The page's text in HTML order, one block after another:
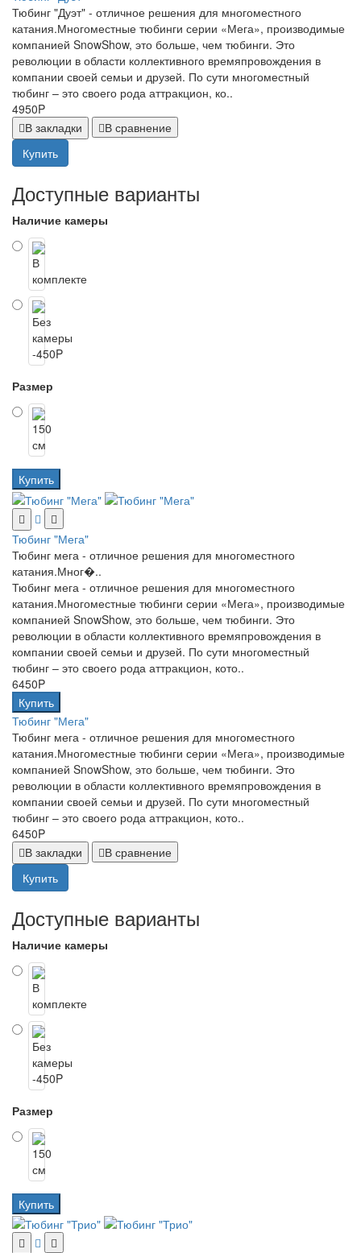
Тюбинг "Дуэт" - отличное решения для многоместного
катания.Многоместные тюбинги серии «Мега», производимые
компанией SnowShow, это больше, чем тюбинги. Это
революции в области коллективного времяпровождения в
компании своей семьи и друзей. По сути многоместный
тюбинг – это своего рода аттракцион, ко..
4950P
В закладки
В сравнение
Купить
Доступные варианты
Наличие камеры
Размер
Купить
Тюбинг "Мега"
Тюбинг мега - отличное решения для многоместного
катания.Мног�..
Тюбинг мега - отличное решения для многоместного
катания.Многоместные тюбинги серии «Мега», производимые
компанией SnowShow, это больше, чем тюбинги. Это
революции в области коллективного времяпровождения в
компании своей семьи и друзей. По сути многоместный
тюбинг – это своего рода аттракцион, кото..
6450P
Купить
Тюбинг "Мега"
Тюбинг мега - отличное решения для многоместного
катания.Многоместные тюбинги серии «Мега», производимые
компанией SnowShow, это больше, чем тюбинги. Это
революции в области коллективного времяпровождения в
компании своей семьи и друзей. По сути многоместный
тюбинг – это своего рода аттракцион, кото..
6450P
В закладки
В сравнение
Купить
Доступные варианты
Наличие камеры
Размер
Купить